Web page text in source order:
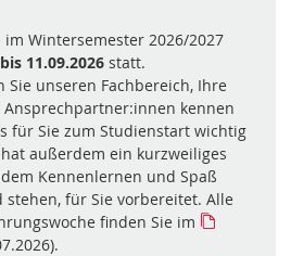
Wintersemester 2026/2027
11.09.2026statt.
Sie unseren Fachbereich, Ihre
kennen
für Sie zum Studienstart wichtig
außerdem ein kurzweiliges
Kennenlernen und Spaß
für Sie vorbereitet. Alle
finden Sie im